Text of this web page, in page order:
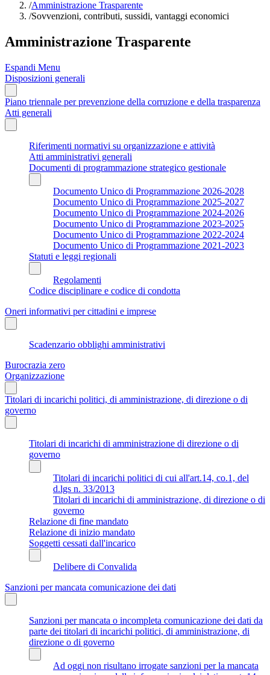
/Amministrazione Trasparente
/Sovvenzioni, contributi, sussidi, vantaggi economici
Amministrazione Trasparente
Espandi Menu
Disposizioni generali
Piano triennale per prevenzione della corruzione e della trasparenza
Atti generali
Riferimenti normativi su organizzazione e attività
Atti amministrativi generali
Documenti di programmazione strategico gestionale
Documento Unico di Programmazione 2026-2028
Documento Unico di Programmazione 2025-2027
Documento Unico di Programmazione 2024-2026
Documento Unico di Programmazione 2023-2025
Documento Unico di Programmazione 2022-2024
Documento Unico di Programmazione 2021-2023
Statuti e leggi regionali
Regolamenti
Codice disciplinare e codice di condotta
Oneri informativi per cittadini e imprese
Scadenzario obblighi amministrativi
Burocrazia zero
Organizzazione
Titolari di incarichi politici, di amministrazione, di direzione o di
governo
Titolari di incarichi di amministrazione di direzione o di
governo
Titolari di incarichi politici di cui all'art.14, co.1, del
d.lgs n. 33/2013
Titolari di incarichi di amministrazione, di direzione o di
governo
Relazione di fine mandato
Relazione di inizio mandato
Soggetti cessati dall'incarico
Delibere di Convalida
Sanzioni per mancata comunicazione dei dati
Sanzioni per mancata o incompleta comunicazione dei dati da
parte dei titolari di incarichi politici, di amministrazione, di
direzione o di governo
Ad oggi non risultano irrogate sanzioni per la mancata